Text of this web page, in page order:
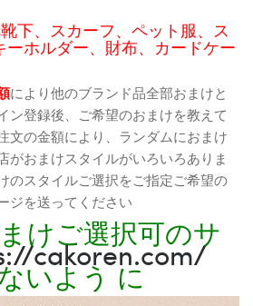
下、スカーフ、ペット服、ス
ーホルダー、財布、カードケー
により他のブランド品全部おまけと
ン登録後、ご希望のおまけを教えて
文の金額により、ランダムにおまけ
がおまけスタイルがいろいろありま
のスタイルご選択をご指定ご希望の
ジを送ってください
けご選択可のサ
cakoren.com/
いよう に